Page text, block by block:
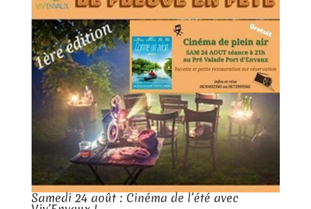
Samedi 24 août : Cinéma de l’été avec